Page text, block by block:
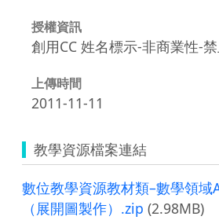
授權資訊
創用CC 姓名標示-非商業性-
上傳時間
2011-11-11
教學資源檔案連結
數位教學資源教材類–數學領域
（展開圖製作）.zip (2.98MB)